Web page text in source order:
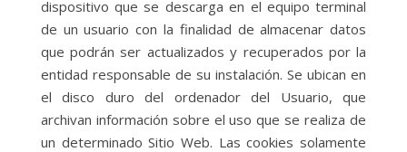
dispositivo que se descarga en el equipo terminal
de un usuario con la finalidad de almacenar datos
que podrán ser actualizados y recuperados por la
entidad responsable de su instalación. Se ubican en
el disco duro del ordenador del Usuario, que
archivan información sobre el uso que se realiza de
un determinado Sitio Web. Las cookies solamente